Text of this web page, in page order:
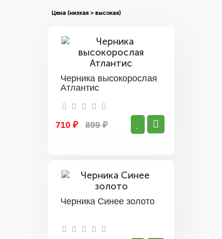
Черника высокорослая
Атлантис
710 ₽ 899 ₽
Черника Синее золото